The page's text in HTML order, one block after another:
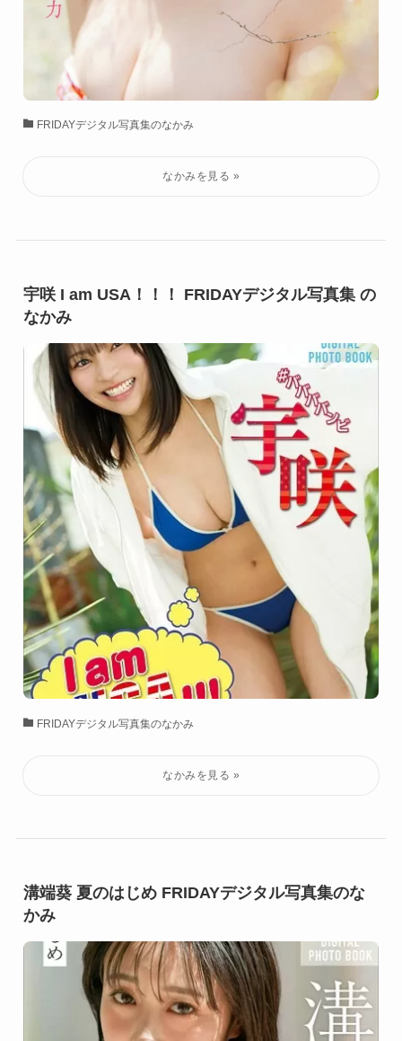
FRIDAYデジタル写真集のなかみ
宇咲 I am USA！！！ FRIDAYデジタル写真集 の
なかみ
FRIDAYデジタル写真集のなかみ
溝端葵 夏のはじめ FRIDAYデジタル写真集のな
かみ